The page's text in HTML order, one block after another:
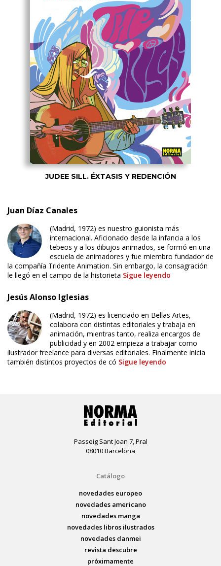
JUDEE SILL. ÉXTASIS Y REDENCIÓN
Juan Díaz Canales
(Madrid, 1972) es nuestro guionista más
internacional. Aficionado desde la infancia a los
tebeos y a los dibujos animados, se formó en una
escuela de animadores y fue miembro fundador de
la compañía Tridente Animation. Sin embargo, la consagración
le llegó en el campo de la historieta Sigue leyendo
Jesús Alonso Iglesias
(Madrid, 1972) es licenciado en Bellas Artes,
colabora con distintas editoriales y trabaja en
animación, mientras tanto, realiza encargos de
publicidad y en 2002 empieza a trabajar como
ilustrador freelance para diversas editoriales. Finalmente inicia
también distintos proyectos de có Sigue leyendo
Passeig Sant Joan 7, Pral
08010 Barcelona
Catálogo
novedades europeo
novedades americano
novedades manga
novedades libros ilustrados
novedades danmei
revista descubre
próximamente